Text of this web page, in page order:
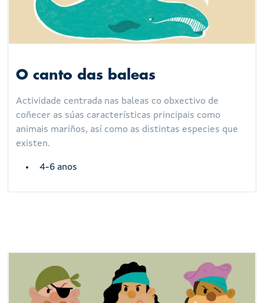
O canto das baleas
Actividade centrada nas baleas co obxectivo de
coñecer as súas características principais como
animais mariños, así como as distintas especies que
existen.
4-6 anos